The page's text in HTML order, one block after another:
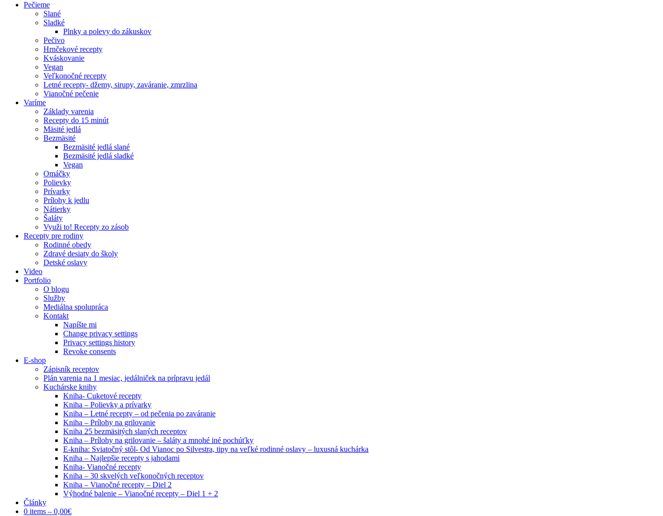
Pečieme
Slané
Sladké
Plnky a polevy do zákuskov
Pečivo
Hrnčekové recepty
Kváskovanie
Vegan
Veľkonočné recepty
Letné recepty- džemy, sirupy, zaváranie, zmrzlina
Vianočné pečenie
Varíme
Základy varenia
Recepty do 15 minút
Mäsité jedlá
Bezmäsité
Bezmäsité jedlá slané
Bezmäsité jedlá sladké
Vegan
Omáčky
Polievky
Prívarky
Prílohy k jedlu
Nátierky
Šaláty
Využi to! Recepty zo zásob
Recepty pre rodiny
Rodinné obedy
Zdravé desiaty do školy
Detské oslavy
Video
Portfolio
O blogu
Služby
Mediálna spolupráca
Kontakt
Napíšte mi
Change privacy settings
Privacy settings history
Revoke consents
E-shop
Zápisník receptov
Plán varenia na 1 mesiac, jedálniček na prípravu jedál
Kuchárske knihy
Kniha- Cuketové recepty
Kniha – Polievky a prívarky
Kniha – Letné recepty – od pečenia po zaváranie
Kniha – Prílohy na grilovanie
Kniha 25 bezmäsitých slaných receptov
Kniha – Prílohy na grilovanie – šaláty a mnohé iné pochúťky
E-kniha: Sviatočný stôl- Od Vianoc po Silvestra, tipy na veľké rodinné oslavy – luxusná kuchárka
Kniha – Najlepšie recepty s jahodami
Kniha- Vianočné recepty
Kniha – 30 skvelých veľkonočných receptov
Kniha – Vianočné recepty – Diel 2
Výhodné balenie – Vianočné recepty – Diel 1 + 2
Články
0 items – 0,00€